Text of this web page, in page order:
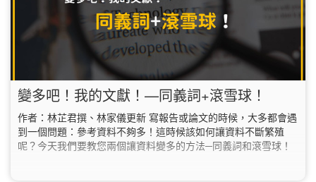
變多吧！我的文獻！—同義詞+滾雪球！
作者：林芷君撰、林家儀更新 寫報告或論文的時候，大多都會遇
到一個問題：參考資料不夠多！這時候該如何讓資料不斷繁殖
呢？今天我們要教您兩個讓資料變多的方法─同義詞和滾雪球！